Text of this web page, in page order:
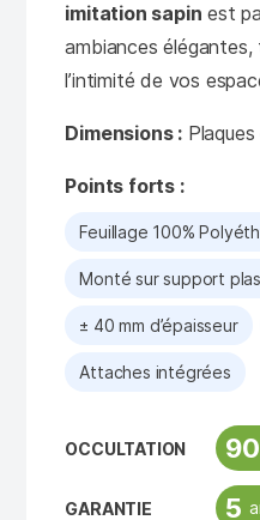
imitation sapin est
ambiances
l’intimité de vos
Dimensions :
Points forts :
Feuillage 100%
Monté sur support
± 40 mm d’épaisseur
Attaches intégrées
OCCULTATION 90
GARANTIE 5